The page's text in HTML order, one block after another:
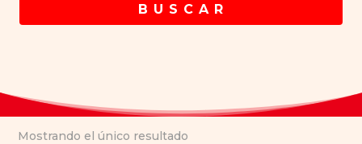
B U S C A R
Mostrando el único resultado